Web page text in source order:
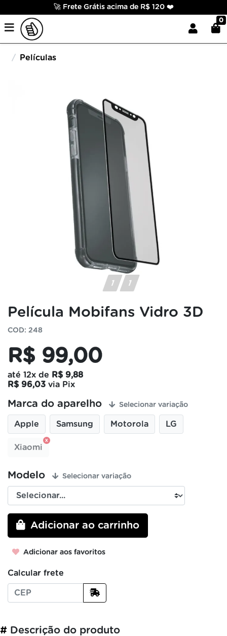
🚀 Frete Grátis acima de R$ 120 ❤️
0
Películas
Película Mobifans Vidro 3D
COD: 248
R$ 99,00
até 12x de
R$ 9,88
R$ 96,03 via Pix
Marca do aparelho Selecionar variação
Apple Samsung Motorola LG
Xiaomi
Modelo Selecionar variação
Adicionar ao carrinho
Adicionar aos favoritos
Calcular frete
# Descrição do produto